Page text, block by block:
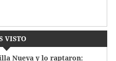
VISTO
Nueva y lo raptaron: